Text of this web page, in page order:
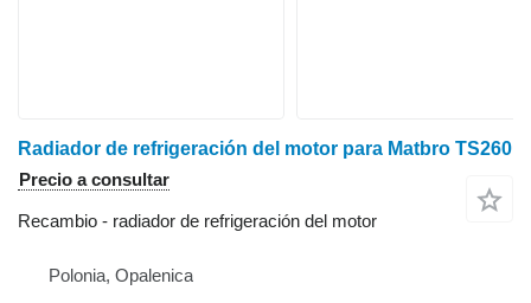
Radiador de refrigeración del motor para Matbro TS260
Precio a consultar
Recambio - radiador de refrigeración del motor
Polonia, Opalenica